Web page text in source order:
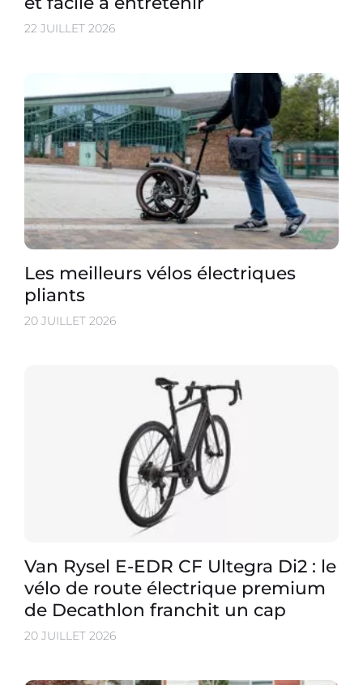
22 JUILLET 2026
Les meilleurs vélos électriques
pliants
20 JUILLET 2026
Van Rysel E-EDR CF Ultegra Di2 : le
vélo de route électrique premium
de Decathlon franchit un cap
20 JUILLET 2026